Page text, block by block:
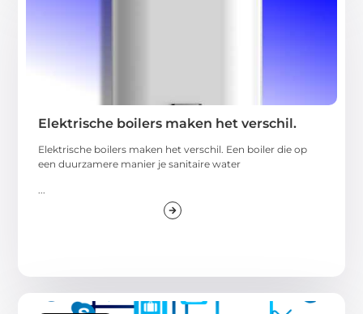
Elektrische boilers maken het verschil.
Elektrische boilers maken het verschil. Een boiler die op
een duurzamere manier je sanitaire water
...